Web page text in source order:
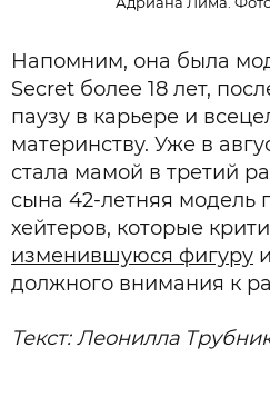
Напомним, она была
Secret более 18 лет,
паузу в карьере и
материнству. Уже в
стала мамой в третий
сына 42-летняя модель
хейтеров, которые
изменившуюся фигуру
должного внимания к
Текст: Леонилла